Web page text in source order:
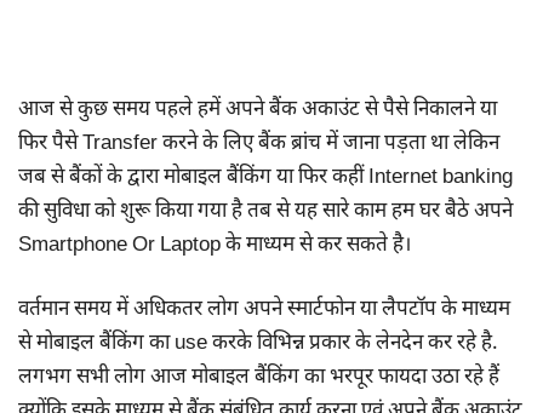
आज से कुछ समय पहले हमें अपने बैंक अकाउंट से पैसे निकालने या
फिर पैसे Transfer करने के लिए बैंक ब्रांच में जाना पड़ता था लेकिन
जब से बैंकों के द्वारा मोबाइल बैंकिंग या फिर कहीं Internet banking
की सुविधा को शुरू किया गया है तब से यह सारे काम हम घर बैठे अपने
Smartphone Or Laptop के माध्यम से कर सकते है।
वर्तमान समय में अधिकतर लोग अपने स्मार्टफोन या लैपटॉप के माध्यम
से मोबाइल बैंकिंग का use करके विभिन्न प्रकार के लेनदेन कर रहे है.
लगभग सभी लोग आज मोबाइल बैंकिंग का भरपूर फायदा उठा रहे हैं